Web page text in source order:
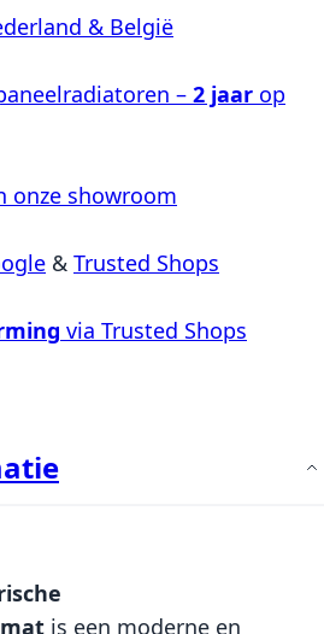
& België
– 2 jaar op
onze showroom
& Trusted Shops
via Trusted Shops
is een moderne en